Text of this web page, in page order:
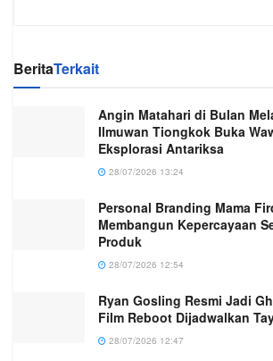
BeritaTerkait
Angin Matahari di Bulan
Ilmuwan Tiongkok Buka
Eksplorasi Antariksa
28/07/2026 13:24
Personal Branding Mama
Membangun Kepercayaan
Produk
28/07/2026 12:54
Ryan Gosling Resmi Jadi
Film Reboot Dijadwalkan
28/07/2026 12:47